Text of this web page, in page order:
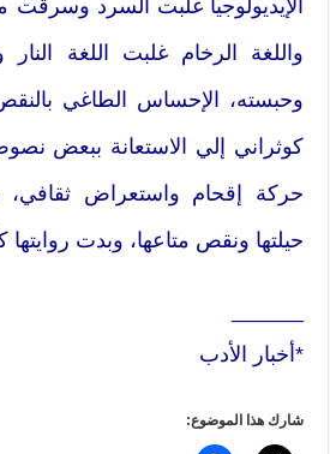
حيلتها ونقص متاعها،‮ ‬وبدت روايتها كأنها امرأة بلا رحم.
*أخبار الأدب
شارك هذا الموضوع: